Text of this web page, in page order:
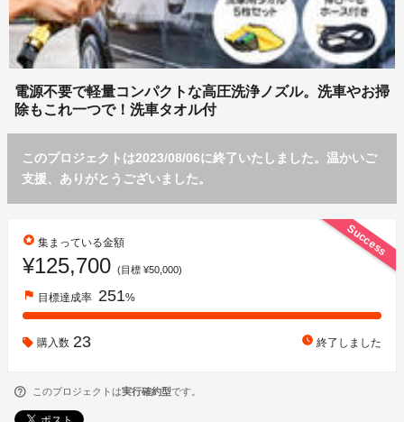
電源不要で軽量コンパクトな高圧洗浄ノズル。洗車やお掃
除もこれ一つで！洗車タオル付
このプロジェクトは2023/08/06に終了いたしました。温かいご
支援、ありがとうございました。
Success
stars 集まっている金額
¥125,700 (目標 ¥50,000)
flag 目標達成率 251%
購入数 23 watch_later 終了しました
このプロジェクトは実行確約型です。